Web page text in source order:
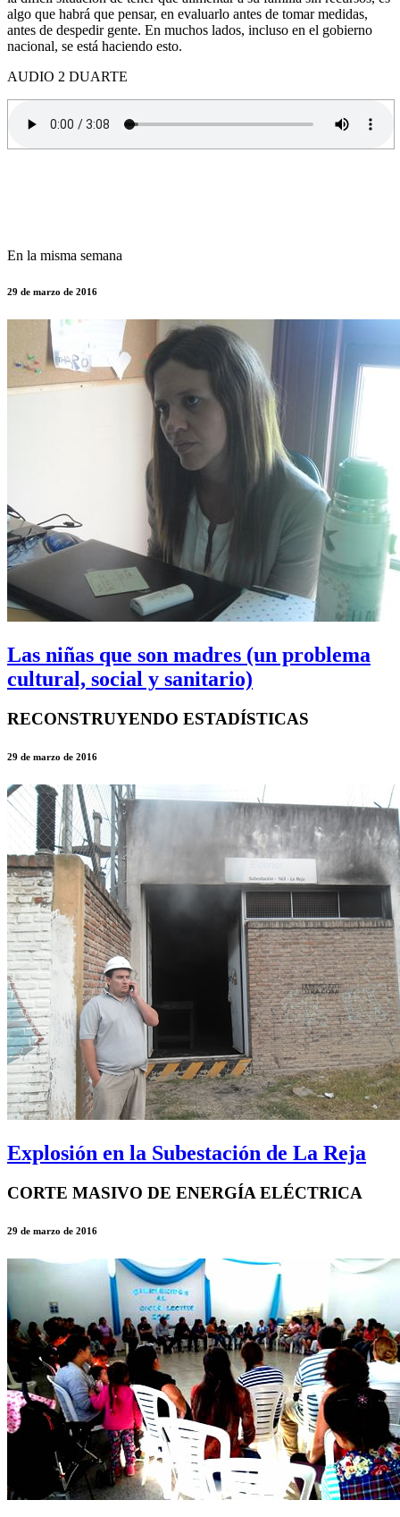
algo que habrá que pensar, en evaluarlo antes de tomar medidas,
antes de despedir gente. En muchos lados, incluso en el gobierno
nacional, se está haciendo esto.
AUDIO 2 DUARTE
En la misma semana
29 de marzo de 2016
Las niñas que son madres (un problema
cultural, social y sanitario)
RECONSTRUYENDO ESTADÍSTICAS
29 de marzo de 2016
Explosión en la Subestación de La Reja
CORTE MASIVO DE ENERGÍA ELÉCTRICA
29 de marzo de 2016